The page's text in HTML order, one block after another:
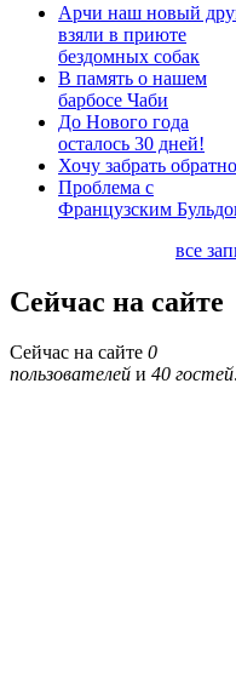
Арчи наш новый
взяли в приюте
бездомных собак
В память о нашем
барбосе Чаби
До Нового года
осталось 30 дней!
Хочу забрать
Проблема с
Французским
все
Сейчас на сайте
Сейчас на сайте 0
пользователей и 40 гостей.